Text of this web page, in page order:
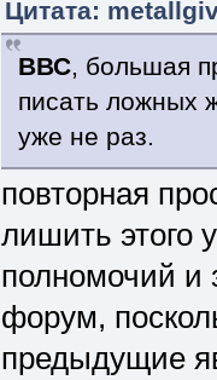
Цитата:
ВВС, большая
писать ложных
уже не раз.
повторная
лишить этого
полномочий и
форум,
предыдущие